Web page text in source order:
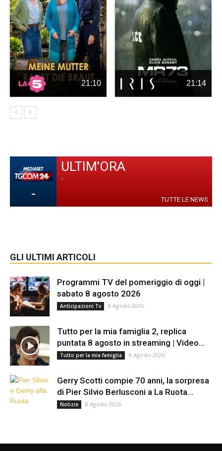
21:10 21:14
-
ULTIM'ORA
-
TUTTE LE NEWS
GLI ULTIMI ARTICOLI
Programmi TV del pomeriggio di oggi |
sabato 8 agosto 2026
Anticipazioni Tv 8 Agosto 2026
Tutto per la mia famiglia 2, replica
puntata 8 agosto in streaming | Video...
Tutto per la mia famiglia 8 Agosto 2026
Gerry Scotti compie 70 anni, la sorpresa
di Pier Silvio Berlusconi a La Ruota...
Notizie 8 Agosto 2026